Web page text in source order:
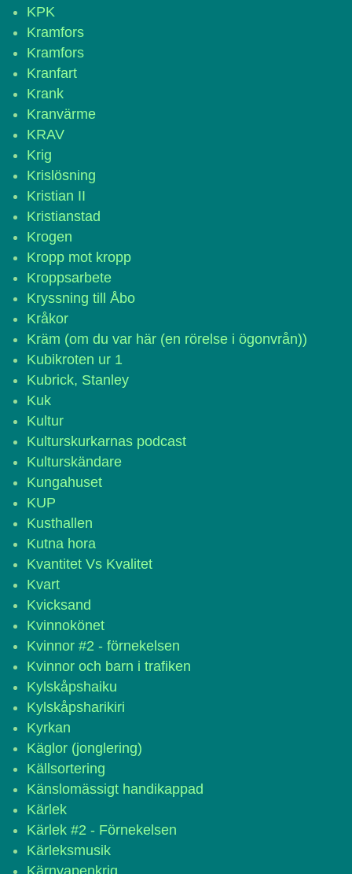
KPK
Kramfors
Kramfors
Kranfart
Krank
Kranvärme
KRAV
Krig
Krislösning
Kristian II
Kristianstad
Krogen
Kropp mot kropp
Kroppsarbete
Kryssning till Åbo
Kråkor
Kräm (om du var här (en rörelse i ögonvrån))
Kubikroten ur 1
Kubrick, Stanley
Kuk
Kultur
Kulturskurkarnas podcast
Kulturskändare
Kungahuset
KUP
Kusthallen
Kutna hora
Kvantitet Vs Kvalitet
Kvart
Kvicksand
Kvinnokönet
Kvinnor #2 - förnekelsen
Kvinnor och barn i trafiken
Kylskåpshaiku
Kylskåpsharikiri
Kyrkan
Käglor (jonglering)
Källsortering
Känslomässigt handikappad
Kärlek
Kärlek #2 - Förnekelsen
Kärleksmusik
Kärnvapenkrig